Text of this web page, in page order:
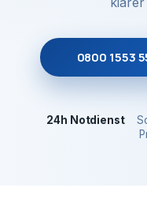
0800 1553
24h Notdienst